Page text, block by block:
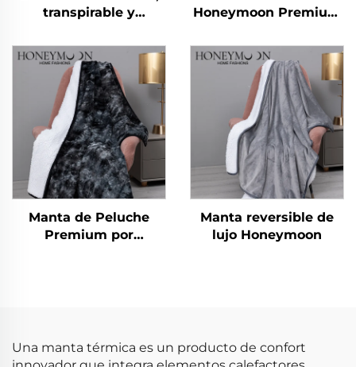
transpirable y
de microfibra de
eucalipto, ligero,
alternativo a plumas y
edredón
Honeymoon Premium
Manta de Peluche
Premium por
Todas las Temporadas
Manta reversible de
lujo Honeymoon
Una manta térmica es un producto de confort